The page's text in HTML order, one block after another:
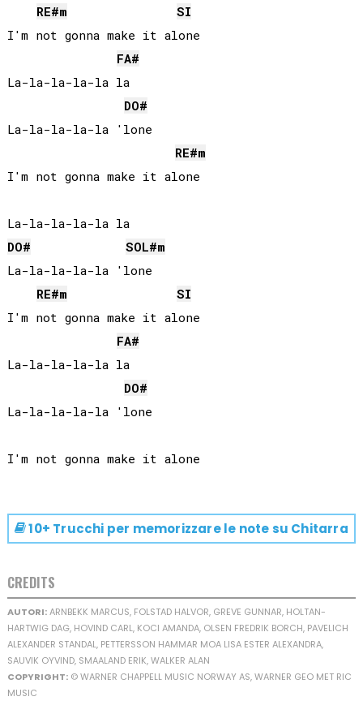
RE#m
SI
I'm not gonna make it alone
FA#
La-la-la-la-la la
DO#
La-la-la-la-la 'lone
RE#m
I'm not gonna make it alone
La-la-la-la-la la
DO#
SOL#m
La-la-la-la-la 'lone
RE#m
SI
I'm not gonna make it alone
FA#
La-la-la-la-la la
DO#
La-la-la-la-la 'lone
10+ Trucchi per memorizzare le note su Chitarra
CREDITS
AUTORI:ARNBEKK MARCUS, FOLSTAD HALVOR, GREVE GUNNAR, HOLTAN-
HARTWIG DAG, HOVIND CARL, KOCI AMANDA, OLSEN FREDRIK BORCH, PAVELICH
ALEXANDER STANDAL, PETTERSSON HAMMAR MOA LISA ESTER ALEXANDRA,
SAUVIK OYVIND, SMAALAND ERIK, WALKER ALAN
COPYRIGHT:© WARNER CHAPPELL MUSIC NORWAY AS, WARNER GEO MET RIC
MUSIC